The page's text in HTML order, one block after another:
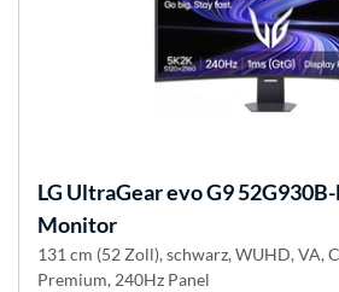
LG UltraGear evo G9
Monitor
131 cm (52 Zoll), schwarz, WUHD, VA,
Premium, 240Hz Panel